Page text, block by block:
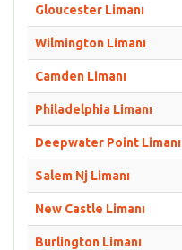
Gloucester Limanı
Wilmington Limanı
Camden Limanı
Philadelphia Limanı
Deepwater Point Limanı
Salem Nj Limanı
New Castle Limanı
Burlington Limanı